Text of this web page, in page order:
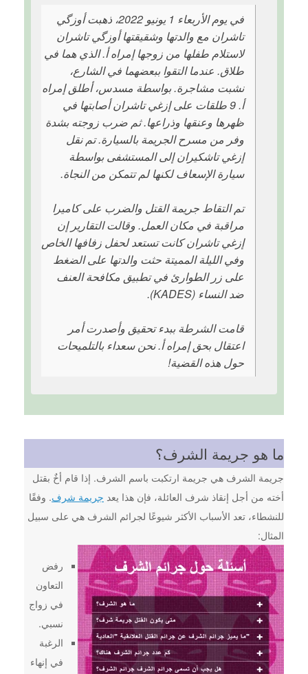
في يوم الأربعاء 1 يونيو 2022، ذهبت أوزگي
تاشران مع والدتها وشقيقتها أوزگي تاشران
لاستلام طفلها من زوجها إمراه أ. الذي هما في
طلاق. عندما التقوا ببعضهما في الشارع،
نشبت مشاجرة. بواسطة مسدس، أطلق إمراه
أ. 9 طلقات على إزغي تاشران أصابتها في
ظهرها وعنقها وذراعها. ثم ضرب زوجته بشدة
وفر من مسرح الجريمة بالسيارة. تم نقل
إزغي تاشكيران إلى المستشفى بواسطة
سيارة الإسعاف لكنها لم تتمكن من النجاة.
تم التقاط جريمة القتل والضرب على كاميرا
مراقبة في مكان العمل. وقالت التقارير إن
إزغي تاشران كانت تستعد لحفل زفافها الخاص
وفي الليلة المميتة حثت والدتها على الضغط
على زر الطوارئ في تطبيق مكافحة العنف
ضد النساء (KADES).
قامت الشرطة ببدء تحقيق وأصدرت أمر
اعتقال بحق إمراه أ. نحن سعداء بالتلميحات
حول هذه القضية!
ما هو جريمة الشرف؟
جريمة الشرف هي جريمة ارتكبت باسم الشرف. إذا قام أخٌ بقتل
أخته من أجل إنقاذ شرف العائلة، فإن هذا يعد جريمة شرف. وفقًا
للنشطاء، تعد الأسباب الأكثر شيوعًا لجرائم الشرف هي على سبيل
المثال:
رفض
التعاون
في زواج
نسبي.
الرغبة
في إنهاء